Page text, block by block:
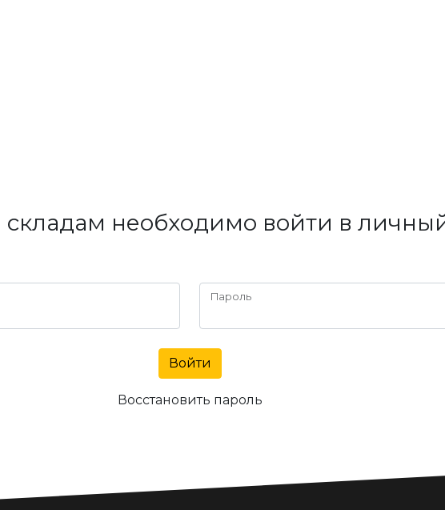
необходимо войти в
Пароль
Войти
Восстановить пароль